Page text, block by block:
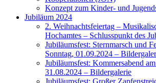
Konzept zum Kinder- und
Jubiläum 2024
2. Weihnachtsfeiertag –
Hochamtes – Schlusspunkt des
Jubiläumsfest: Sternmarsch und
Sonntag, 01.09.2024 –
Jubiläumsfest: Kommersabend
31.08.2024 – Bildergalerie
Jubiläumsfest: Großer